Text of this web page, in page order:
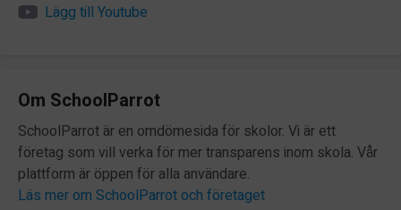
Lägg till Youtube
Om SchoolParrot
SchoolParrot är en omdömesida för skolor. Vi är ett
företag som vill verka för mer transparens inom skola. Vår
plattform är öppen för alla användare.
Läs mer om SchoolParrot och företaget